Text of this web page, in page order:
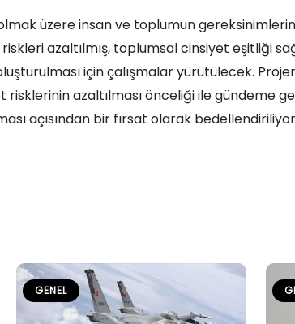
üzere insan ve toplumun
azaltılmış, toplumsal cinsiyet eşitliği
için çalışmalar yürütülecek.
risklerinin azaltılması önceliği ile gündeme
açısından bir fırsat olarak
GENEL